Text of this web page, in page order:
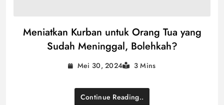
Meniatkan Kurban untuk Orang Tua yang
Sudah Meninggal, Bolehkah?
Mei 30, 2024 3 Mins
Continue Reading..